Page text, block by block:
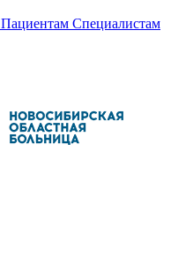
Пациентам Специалистам